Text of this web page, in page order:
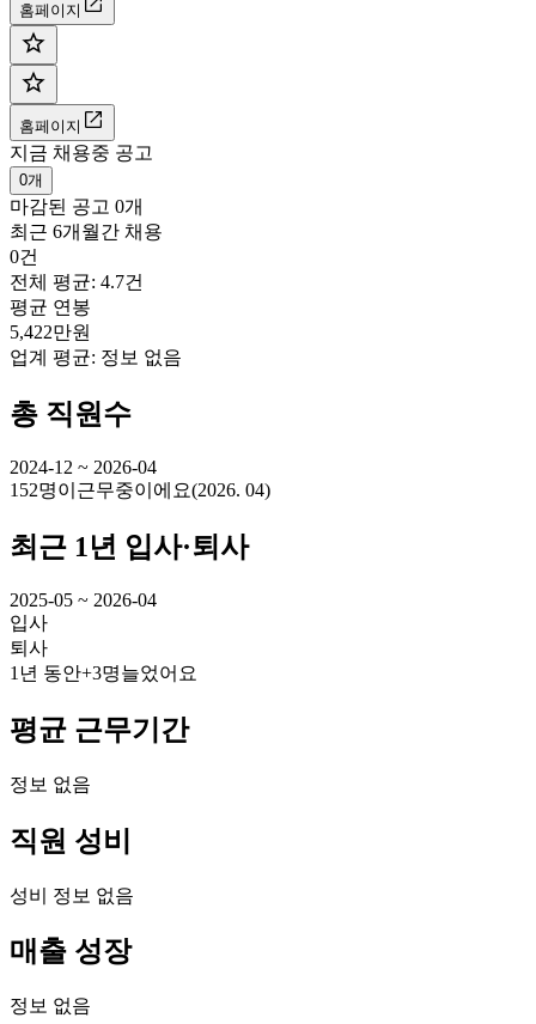
홈페이지
홈페이지
지금 채용중 공고
0개
마감된 공고 0개
최근 6개월간 채용
0건
전체 평균: 4.7건
평균 연봉
5,422만원
업계 평균: 정보 없음
총 직원수
2024-12 ~ 2026-04
152명이 근무중이에요(2026. 04)
최근 1년 입사·퇴사
2025-05 ~ 2026-04
입사
퇴사
1년 동안+3명늘었어요
평균 근무기간
정보 없음
직원 성비
성비 정보 없음
매출 성장
정보 없음